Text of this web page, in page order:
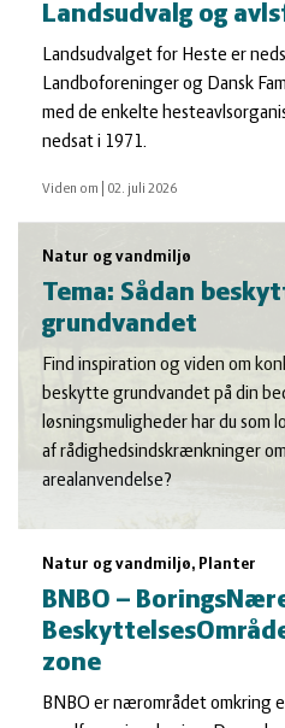
Landsudvalg og
Landsudvalget for Heste er
Landboforeninger og Dansk
med de enkelte
nedsat i 1971.
Viden om 02. juli 2026
Natur og vandmiljø
Tema: Sådan
grundvandet
Find inspiration og viden om
beskytte grundvandet på din
løsningsmuligheder har du som
af rådighedsindskrænkninger
arealanvendelse?
Natur og vandmiljø, Planter
BNBO –
zone
BNBO er nærområdet omkring